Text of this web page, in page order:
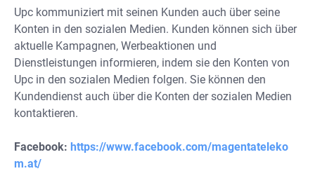
Upc kommuniziert mit seinen Kunden auch über seine
Konten in den sozialen Medien. Kunden können sich über
aktuelle Kampagnen, Werbeaktionen und
Dienstleistungen informieren, indem sie den Konten von
Upc in den sozialen Medien folgen. Sie können den
Kundendienst auch über die Konten der sozialen Medien
kontaktieren.
Facebook: https://www.facebook.com/magentateleko
m.at/